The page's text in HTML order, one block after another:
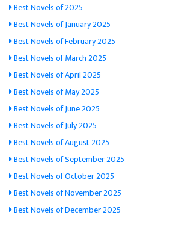
Best Novels of 2025
Best Novels of January 2025
Best Novels of February 2025
Best Novels of March 2025
Best Novels of April 2025
Best Novels of May 2025
Best Novels of June 2025
Best Novels of July 2025
Best Novels of August 2025
Best Novels of September 2025
Best Novels of October 2025
Best Novels of November 2025
Best Novels of December 2025